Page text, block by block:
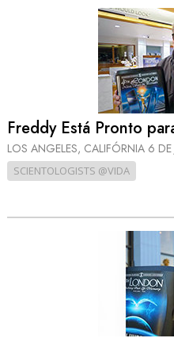
Freddy Está Pronto
LOS ANGELES, CALIFÓRNIA 6
SCIENTOLOGISTS @VIDA